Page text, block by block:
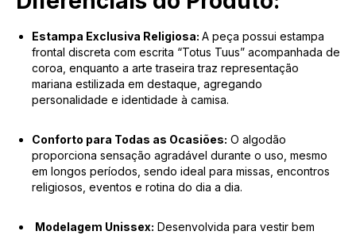
Estampa Exclusiva Religiosa: A peça possui estampa
frontal discreta com escrita “Totus Tuus” acompanhada de
coroa, enquanto a arte traseira traz representação
mariana estilizada em destaque, agregando
personalidade e identidade à camisa.
Conforto para Todas as Ocasiões: O algodão
proporciona sensação agradável durante o uso, mesmo
em longos períodos, sendo ideal para missas, encontros
religiosos, eventos e rotina do dia a dia.
Modelagem Unissex: Desenvolvida para vestir bem